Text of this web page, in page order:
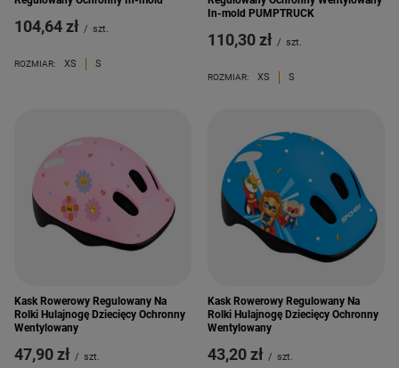
104,64 zł / szt.
ROZMIAR: XS S
In-mold PUMPTRUCK
110,30 zł / szt.
ROZMIAR: XS S
Kask Rowerowy Regulowany Na
Rolki Hulajnogę Dziecięcy Ochronny
Wentylowany
47,90 zł / szt.
Kask Rowerowy Regulowany Na
Rolki Hulajnogę Dziecięcy Ochronny
Wentylowany
43,20 zł / szt.